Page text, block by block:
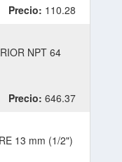
Precio: 110.28
NPT 64
Precio: 646.37
13 mm (1/2")